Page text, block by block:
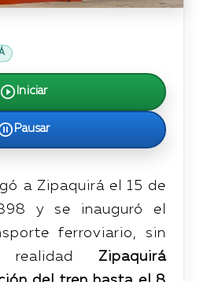
Iniciar
Pausar
a Zipaquirá el 15 de
y se inauguró el
ferroviario, sin
realidad Zipaquirá